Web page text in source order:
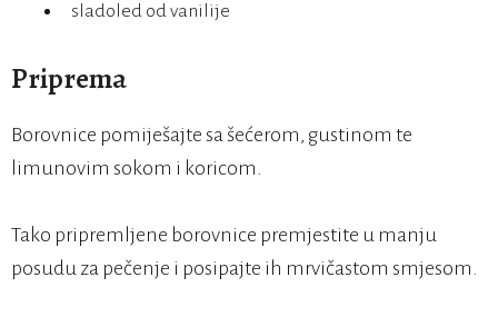
sladoled od vanilije
Priprema
Borovnice pomiješajte sa šećerom, gustinom te
limunovim sokom i koricom.
Tako pripremljene borovnice premjestite u manju
posudu za pečenje i posipajte ih mrvičastom smjesom.